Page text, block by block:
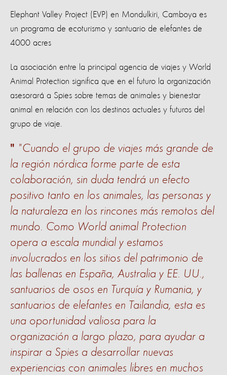
Elephant Valley Project (EVP) en Mondulkiri, Camboya es
un programa de ecoturismo y santuario de elefantes de
4000 acres
La asociación entre la principal agencia de viajes y World
Animal Protection significa que en el futuro la organización
asesorará a Spies sobre temas de animales y bienestar
animal en relación con los destinos actuales y futuros del
grupo de viaje.
"Cuando el grupo de viajes más grande de
la región nórdica forme parte de esta
colaboración, sin duda tendrá un efecto
positivo tanto en los animales, las personas y
la naturaleza en los rincones más remotos del
mundo. Como World animal Protection
opera a escala mundial y estamos
involucrados en los sitios del patrimonio de
las ballenas en España, Australia y EE. UU.,
santuarios de osos en Turquía y Rumania, y
santuarios de elefantes en Tailandia, esta es
una oportunidad valiosa para la
organización a largo plazo, para ayudar a
inspirar a Spies a desarrollar nuevas
experiencias con animales libres en muchos